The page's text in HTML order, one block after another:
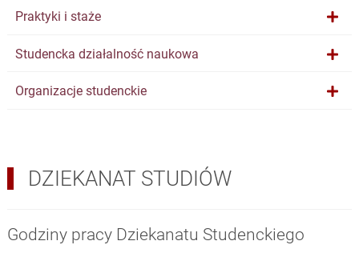
Praktyki i staże
Studencka działalność naukowa
Organizacje studenckie
DZIEKANAT STUDIÓW
Godziny pracy Dziekanatu Studenckiego